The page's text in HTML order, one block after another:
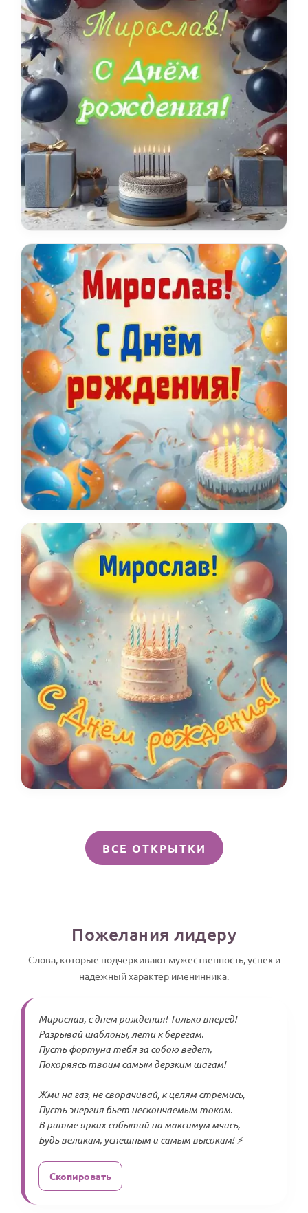
ВСЕ ОТКРЫТКИ
Пожелания лидеру
Слова, которые подчеркивают мужественность, успех и
надежный характер именинника.
Мирослав, с днем рождения! Только вперед!
Разрывай шаблоны, лети к берегам.
Пусть фортуна тебя за собою ведет,
Покоряясь твоим самым дерзким шагам!
Жми на газ, не сворачивай, к целям стремись,
Пусть энергия бьет нескончаемым током.
В ритме ярких событий на максимум мчись,
Будь великим, успешным и самым высоким! ⚡
Скопировать